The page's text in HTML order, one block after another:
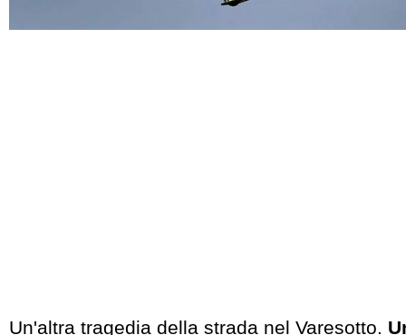
Un'altra tragedia della strada nel Varesotto.